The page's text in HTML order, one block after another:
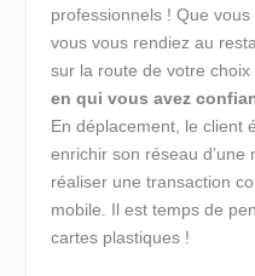
professionnels ! Que
vous vous rendiez au
sur la route de votre
en qui vous avez
En déplacement, le client
enrichir son réseau
réaliser une transaction
mobile. Il est temps de
cartes plastiques !